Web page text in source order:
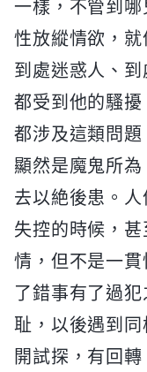
一樣，不管到
性放縱情欲，
到處迷惑人、
都受到他的騷
都涉及這類問
顯然是魔鬼所
去以絶後患。
失控的時候，
情，但不是一
了錯事有了過
耻，以後遇到
開試探，有回